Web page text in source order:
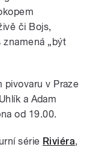
či Bojs,
„být
pivovaru v Praze
a Adam
od 19.00.
série Riviéra,